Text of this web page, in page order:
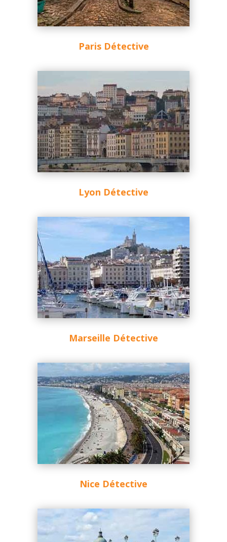
Paris Détective
Lyon Détective
Marseille Détective
Nice Détective